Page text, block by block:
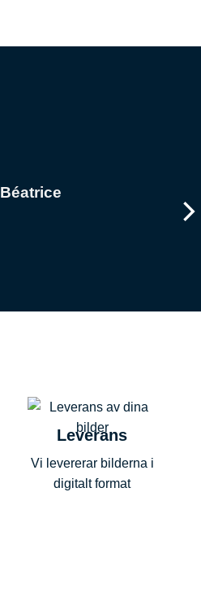
Béatrice
Leverans
Vi levererar bilderna i
digitalt format